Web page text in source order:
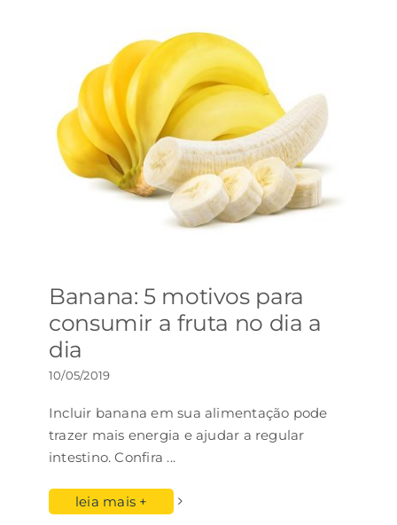
Banana: 5 motivos para
consumir a fruta no dia a
dia
10/05/2019
Incluir banana em sua alimentação pode
trazer mais energia e ajudar a regular
intestino. Confira ...
leia mais +